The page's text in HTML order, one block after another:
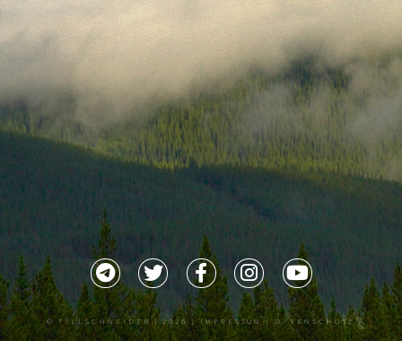
©TILLSCHNEIDER | 2026 |IMPRESSUM |DATENSCHUTZ